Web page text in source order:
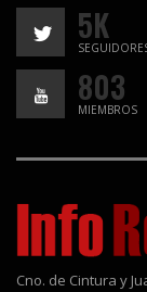
5K
803
MIEMBROS
Cno. de Cintura y